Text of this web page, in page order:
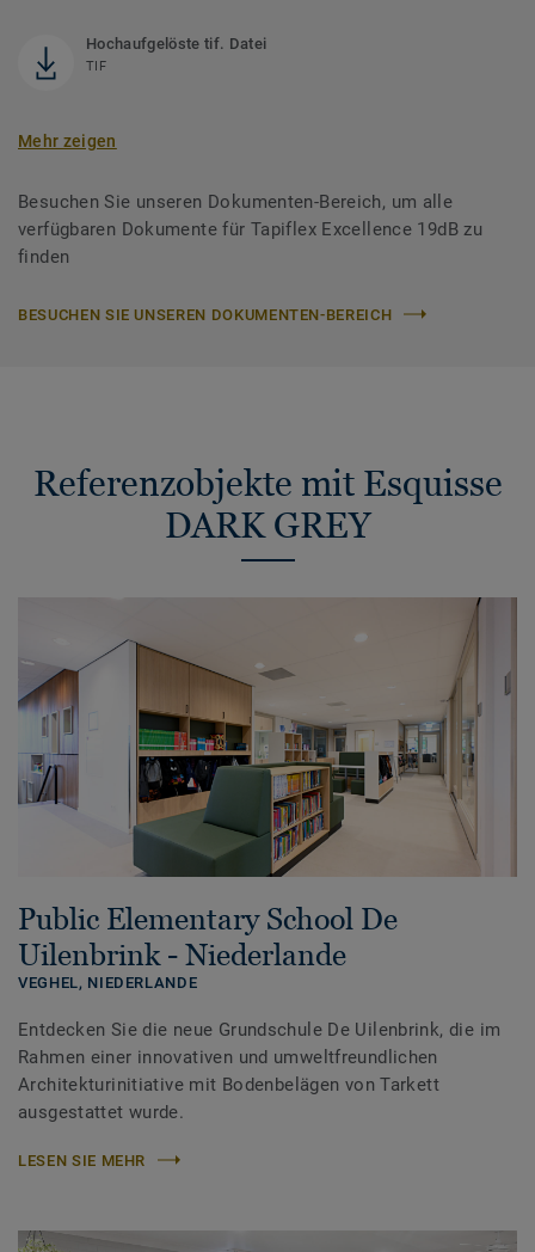
Hochaufgelöste tif. Datei
TIF
Mehr zeigen
Besuchen Sie unseren Dokumenten-Bereich, um alle
verfügbaren Dokumente für Tapiflex Excellence 19dB zu
finden
BESUCHEN SIE UNSEREN DOKUMENTEN-BEREICH
Referenzobjekte mit Esquisse
DARK GREY
Public Elementary School De
Uilenbrink - Niederlande
VEGHEL, NIEDERLANDE
Entdecken Sie die neue Grundschule De Uilenbrink, die im
Rahmen einer innovativen und umweltfreundlichen
Architekturinitiative mit Bodenbelägen von Tarkett
ausgestattet wurde.
LESEN SIE MEHR